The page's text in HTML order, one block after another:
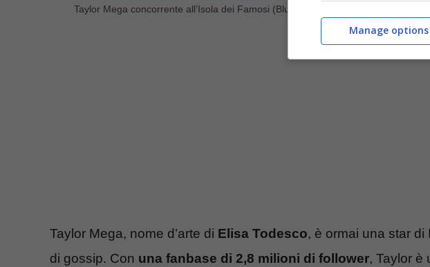
Taylor Mega concorrente all’Isola dei Famosi (Blueshouse.it)
Taylor Mega, nome d’arte di Elisa Todesco, è ormai una star
di gossip. Con una fanbase di 2,8 milioni di follower, Taylor è
Manage options